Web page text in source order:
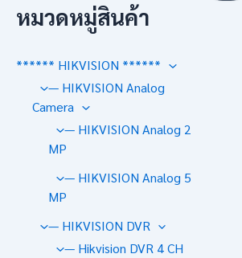
หมวดหมู่สินค้า
****** HIKVISION ******
— HIKVISION Analog
Camera
— HIKVISION Analog 2
MP
— HIKVISION Analog 5
MP
— HIKVISION DVR
— Hikvision DVR 4 CH